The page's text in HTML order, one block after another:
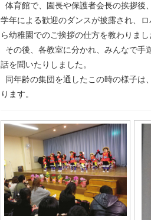
体育館で、園長や保護者会長の挨拶後
学年による歓迎のダンスが披露され、
ら幼稚園でのご挨拶の仕方を教わりま
その後、各教室に分かれ、みんなで手
話を聞いたりしました。
同年齢の集団を通したこの時の様子は
ります。